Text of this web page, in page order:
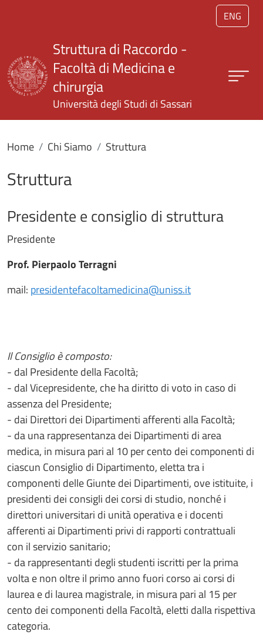
Salta al contenuto principale
ENG
Struttura di Raccordo -
Facoltà di Medicina e
chirurgia
Università degli Studi di Sassari
Home Chi Siamo Struttura
Struttura
Presidente e consiglio di struttura
Presidente
Prof. Pierpaolo Terragni
mail: presidentefacoltamedicina@uniss.it
Il Consiglio è composto:
- dal Presidente della Facoltà;
- dal Vicepresidente, che ha diritto di voto in caso di
assenza del Presidente;
- dai Direttori dei Dipartimenti afferenti alla Facoltà;
- da una rappresentanza dei Dipartimenti di area
medica, in misura pari al 10 per cento dei componenti di
ciascun Consiglio di Dipartimento, eletta tra i
componenti delle Giunte dei Dipartimenti, ove istituite, i
presidenti dei consigli dei corsi di studio, nonché i
direttori universitari di unità operativa e i docenti
afferenti ai Dipartimenti privi di rapporti contrattuali
con il servizio sanitario;
- da rappresentanti degli studenti iscritti per la prima
volta e non oltre il primo anno fuori corso ai corsi di
laurea e di laurea magistrale, in misura pari al 15 per
cento dei componenti della Facoltà, eletti dalla rispettiva
categoria.